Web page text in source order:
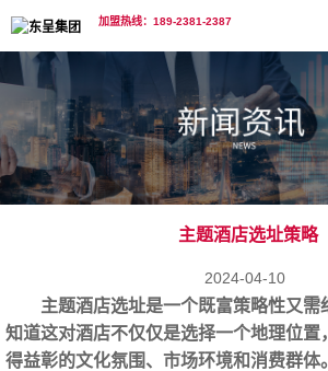
加盟热线：189-2381-2387
主题酒店选址策略
2024-04-10
主题酒店选址是一个既富策略性又需
知道这对酒店不仅仅是选择一个地理位置
得益彰的文化氛围、市场环境和消费群体